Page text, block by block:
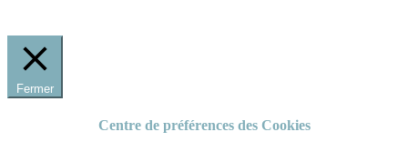
Fermer
Centre de préférences des Cookies